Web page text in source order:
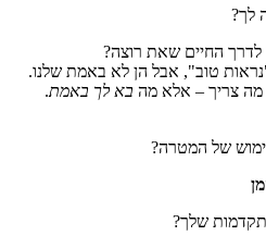
לך?
החיים שאת רוצה?
טוב", אבל הן לא באמת שלנו.
מה צריך – אלא מה בא לך באמת.
של המטרה?
שלך?